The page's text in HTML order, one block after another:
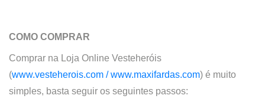
COMO COMPRAR
Comprar na Loja Online Vesteheróis
(www.vesteherois.com /www.maxifardas.com) é muito
simples, basta seguir os seguintes passos: